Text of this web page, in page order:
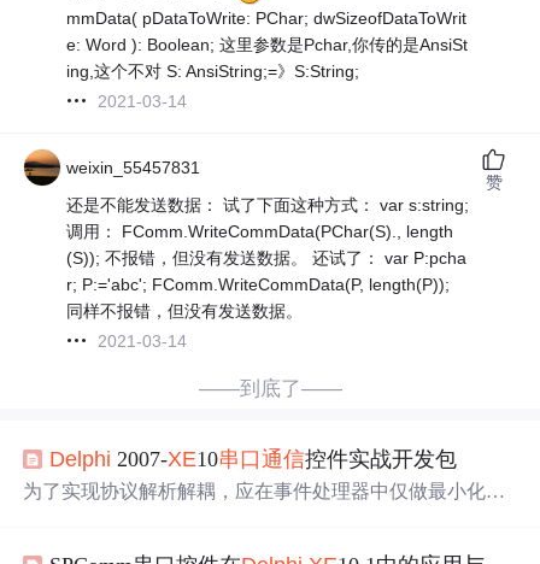
mmData( pDataToWrite: PChar; dwSizeofDataToWrit
e: Word ): Boolean; 这里参数是Pchar,你传的是AnsiSt
ing,这个不对 S: AnsiString;=》S:String;
2021-03-14
weixin_55457831
还是不能发送数据： 试了下面这种方式： var s:string;
调用： FComm.WriteCommData(PChar(S)., length
(S)); 不报错，但没有发送数据。 还试了： var P:pcha
r; P:='abc'; FComm.WriteCommData(P, length(P));
同样不报错，但没有发送数据。
2021-03-14
赞
——到底了——
Delphi 2007-XE10串口通信控件实战开发包
为了实现协议解析解耦，应在事件处理器中仅做最小化处